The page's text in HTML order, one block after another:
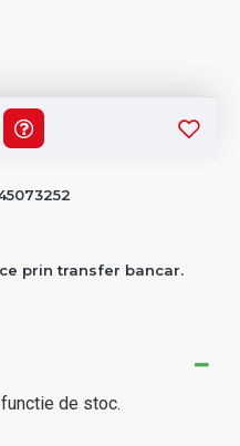
de stoc.
prin transfer bancar.